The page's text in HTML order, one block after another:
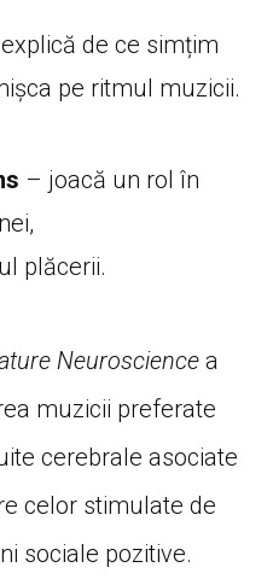
de ce simțim
pe ritmul muzicii.
– joacă un rol în
plăcerii.
Neuroscience a
muzicii preferate
cerebrale asociate
celor stimulate de
sociale pozitive.